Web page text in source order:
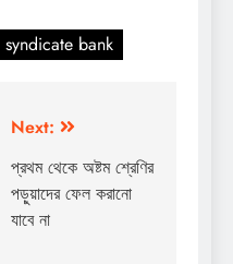
syndicate bank
Next:
প্রথম থেকে অষ্টম শ্রেণির
পড়ুয়াদের ফেল করানো
যাবে না